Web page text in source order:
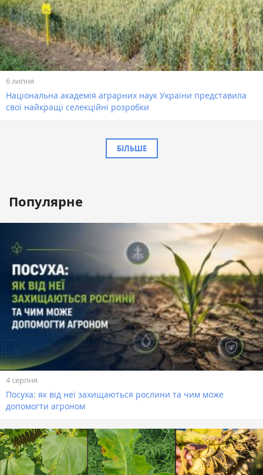
6 липня
Національна академія аграрних наук України представила
свої найкращі селекційні розробки
БІЛЬШЕ
Популярне
4 серпня
Посуха: як від неї захищаються рослини та чим може
допомогти агроном